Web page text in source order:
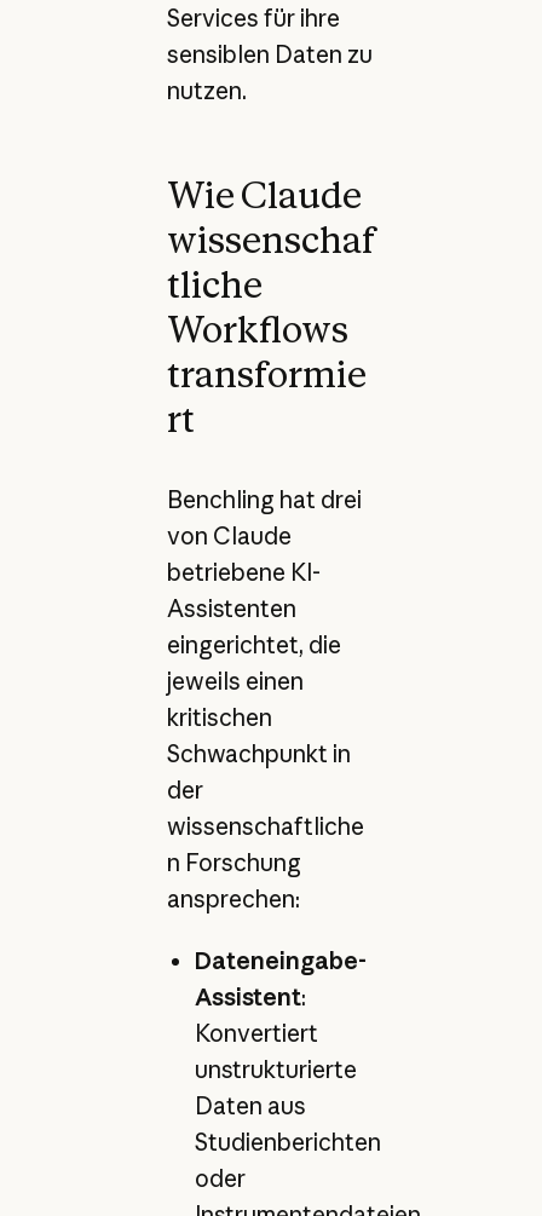
Services für ihre
sensiblen Daten zu
nutzen.
Wie Claude
wissenschaf
tliche
Workflows
transformie
rt
Benchling hat drei
von Claude
betriebene KI-
Assistenten
eingerichtet, die
jeweils einen
kritischen
Schwachpunkt in
der
wissenschaftliche
n Forschung
ansprechen:
Dateneingabe-
Assistent:
Konvertiert
unstrukturierte
Daten aus
Studienberichten
oder